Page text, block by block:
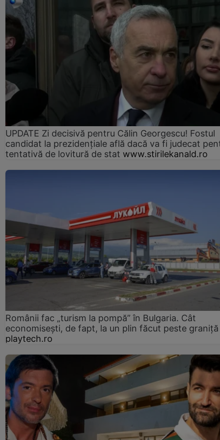
UPDATE Zi decisivă pentru Călin Georgescu! Fostul
candidat la prezidențiale află dacă va fi judecat
tentativă de lovitură de stat www.stirilekanald.ro
Românii fac „turism la pompă” în Bulgaria. Cât
economisești, de fapt, la un plin făcut peste graniță
playtech.ro